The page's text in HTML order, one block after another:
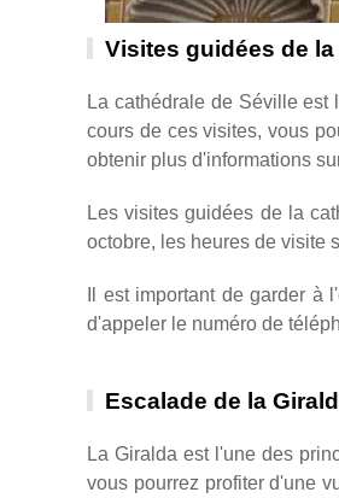
Visites guidées de
La cathédrale de Séville
cours de ces visites, vous
obtenir plus d'informations
Les visites guidées de la
octobre, les heures de visite
Il est important de garder
d'appeler le numéro de
Escalade de la
La Giralda est l'une des
vous pourrez profiter d'une